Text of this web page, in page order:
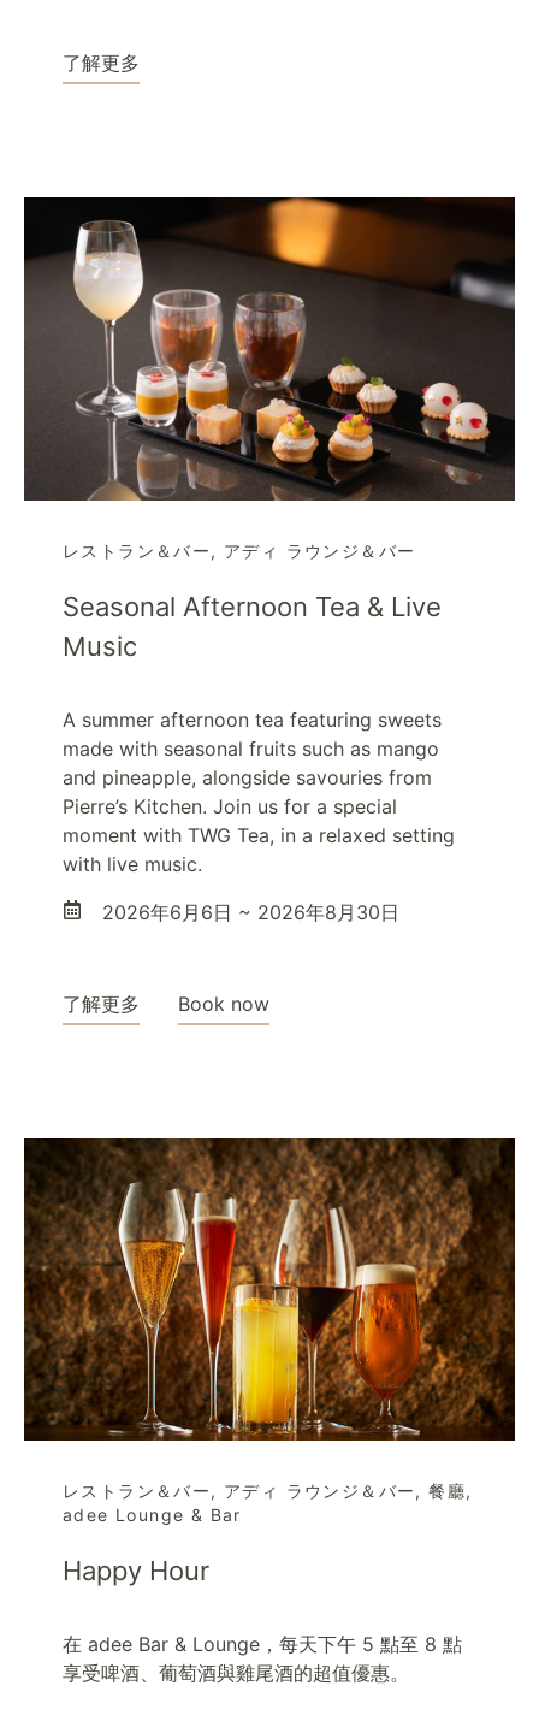
了解更多
レストラン＆バー, アディ ラウンジ＆バー
Seasonal Afternoon Tea & Live
Music
A summer afternoon tea featuring sweets
made with seasonal fruits such as mango
and pineapple, alongside savouries from
Pierre’s Kitchen. Join us for a special
moment with TWG Tea, in a relaxed setting
with live music.
2026年6月6日 ~ 2026年8月30日
了解更多 Book now
レストラン＆バー, アディ ラウンジ＆バー,餐廳,
adee Lounge & Bar
Happy Hour
在 adee Bar & Lounge，每天下午 5 點至 8 點
享受啤酒、葡萄酒與雞尾酒的超值優惠。